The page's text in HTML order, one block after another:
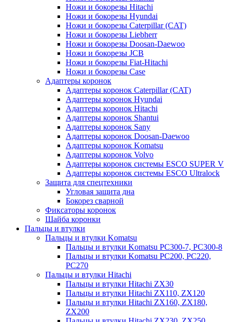
Ножи и бокорезы Hitachi
Ножи и бокорезы Hyundai
Ножи и бокорезы Caterpillar (CAT)
Ножи и бокорезы Liebherr
Ножи и бокорезы Doosan-Daewoo
Ножи и бокорезы JCB
Ножи и бокорезы Fiat-Hitachi
Ножи и бокорезы Case
Адаптеры коронок
Адаптеры коронок Caterpillar (CAT)
Адаптеры коронок Hyundai
Адаптеры коронок Hitachi
Адаптеры коронок Shantui
Адаптеры коронок Sany
Адаптеры коронок Doosan-Daewoo
Адаптеры коронок Komatsu
Адаптеры коронок Volvo
Адаптеры коронок системы ESCO SUPER V
Адаптеры коронок системы ESCO Ultralock
Защита для спецтехники
Угловая защита дна
Бокорез сварной
Фиксаторы коронок
Шайба коронки
Пальцы и втулки
Пальцы и втулки Komatsu
Пальцы и втулки Komatsu PC300-7, PC300-8
Пальцы и втулки Komatsu PC200, PC220,
PC270
Пальцы и втулки Hitachi
Пальцы и втулки Hitachi ZX30
Пальцы и втулки Hitachi ZX110, ZX120
Пальцы и втулки Hitachi ZX160, ZX180,
ZX200